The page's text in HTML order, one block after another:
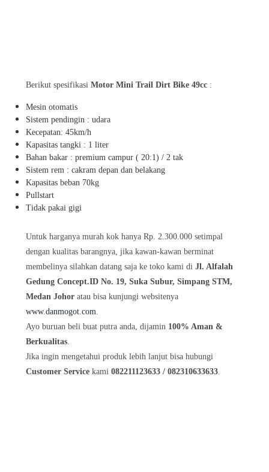
Berikut spesifikasi Motor Mini Trail Dirt Bike 49cc :
Mesin otomatis
Sistem pendingin : udara
Kecepatan: 45km/h
Kapasitas tangki : 1 liter
Bahan bakar : premium campur ( 20:1) / 2 tak
Sistem rem : cakram depan dan belakang
Kapasitas beban 70kg
Pullstart
Tidak pakai gigi
Untuk harganya murah kok hanya Rp. 2.300.000 setimpal
dengan kualitas barangnya, jika kawan-kawan berminat
membelinya silahkan datang saja ke toko kami di Jl. Alfalah
Gedung Concept.ID No. 19, Suka Subur, Simpang STM,
Medan Johor atau bisa kunjungi websitenya
www.danmogot.com.
Ayo buruan beli buat putra anda, dijamin 100% Aman &
Berkualitas.
Jika ingin mengetahui produk lebih lanjut bisa hubungi
Customer Service kami 082211123633 / 082310633633.